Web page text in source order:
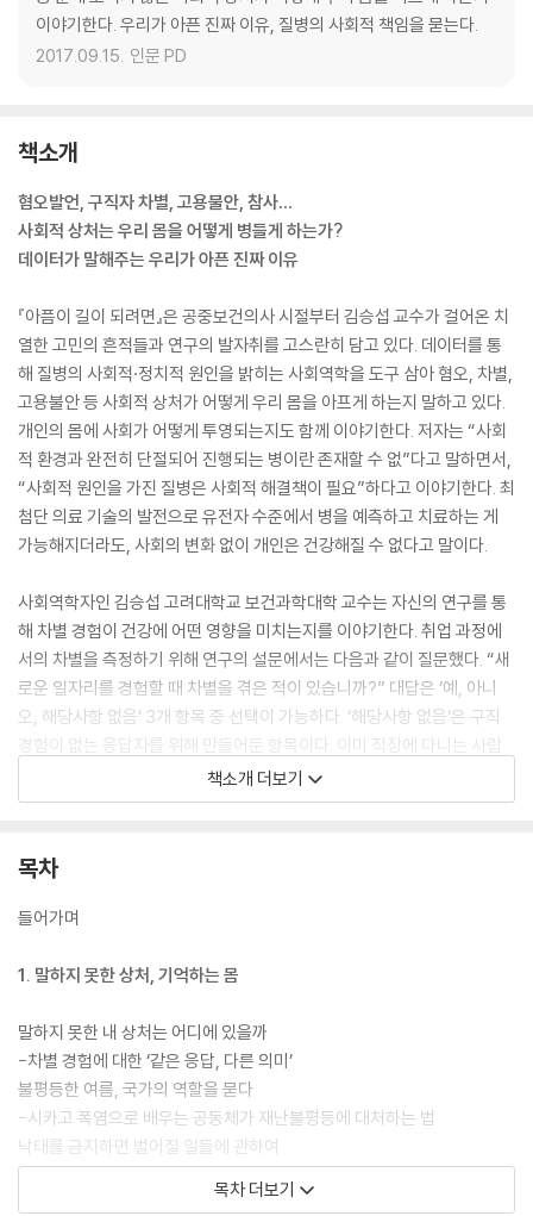
이야기한다. 우리가 아픈 진짜 이유, 질병의 사회적 책임을 묻는다.
2017.09.15. 인문 PD
책소개
혐오발언, 구직자 차별, 고용불안, 참사…
사회적 상처는 우리 몸을 어떻게 병들게 하는가?
데이터가 말해주는 우리가 아픈 진짜 이유
『아픔이 길이 되려면』은 공중보건의사 시절부터 김승섭 교수가 걸어온 치
열한 고민의 흔적들과 연구의 발자취를 고스란히 담고 있다. 데이터를 통
해 질병의 사회적·정치적 원인을 밝히는 사회역학을 도구 삼아 혐오, 차별,
고용불안 등 사회적 상처가 어떻게 우리 몸을 아프게 하는지 말하고 있다.
개인의 몸에 사회가 어떻게 투영되는지도 함께 이야기한다. 저자는 “사회
적 환경과 완전히 단절되어 진행되는 병이란 존재할 수 없”다고 말하면서,
“사회적 원인을 가진 질병은 사회적 해결책이 필요”하다고 이야기한다. 최
첨단 의료 기술의 발전으로 유전자 수준에서 병을 예측하고 치료하는 게
가능해지더라도, 사회의 변화 없이 개인은 건강해질 수 없다고 말이다.
사회역학자인 김승섭 고려대학교 보건과학대학 교수는 자신의 연구를 통
해 차별 경험이 건강에 어떤 영향을 미치는지를 이야기한다. 취업 과정에
서의 차별을 측정하기 위해 연구의 설문에서는 다음과 같이 질문했다. “새
로운 일자리를 경험할 때 차별을 겪은 적이 있습니까?” 대답은 ‘예, 아니
오, 해당사항 없음’ 3개 항목 중 선택이 가능하다. ‘해당사항 없음’은 구직
경험이 없는 응답자를 위해 만들어둔 항목이다. 이미 직장에 다니는 사람
이라면, ‘예’ 혹은 ‘아니요’의 응답이 가능할 것이다. 그런데 직장인 상당수
가 ‘해당사항 없음’이라고 응답했다. 어떻게 된 일일까? 김승섭 교수는 ‘해
운 결과가 나온다. 남성의 경우, ‘해당사항 없음’이라고 응답한 사람은 차별
들의 경우 달랐다. ‘해당사항 없음’이라고 답한 여성들의 건강상태는 차별
다. “학교폭력을 경험한 뒤 어떻게 대응했습니까?” 응답자 중 김승섭 교수
가 주목한 것은 “별다른 생각 없이 그냥 넘어갔다”라고 답한 학생들이었
다. 이 학생들의 건강 상태를 조사했더니 이번에도 남녀 간에 극명한 차이
가 드러났다. 여학생들의 경우, 별다른 차이가 없었지만 이번에는 남학생
들에게서 차이가 나타났다. “별다른 생각 없이 그냥 넘어갔다”라고 대답한
남학생들의 정신 건강이 가장 나쁜 것으로 조사된 것이다. 대수롭지 않은
일이라고 넘겨버렸던 경험이 실제로는 몸을 아프게 하고 있었던 것이다.
책소개 더보기
목차
들어가며
1. 말하지 못한 상처, 기억하는 몸
말하지 못한 내 상처는 어디에 있을까
-차별 경험에 대한 ‘같은 응답, 다른 의미’
불평등한 여름, 국가의 역할을 묻다
-시카고 폭염으로 배우는 공동체가 재난불평등에 대처하는 법
낙태를 금지하면 벌어질 일들에 관하여
-루마니아 사례로 살펴본, 평등하지 않은 낙태금지법
성인이 되어도 몸에 남겨진 태아의 경험
목차 더보기